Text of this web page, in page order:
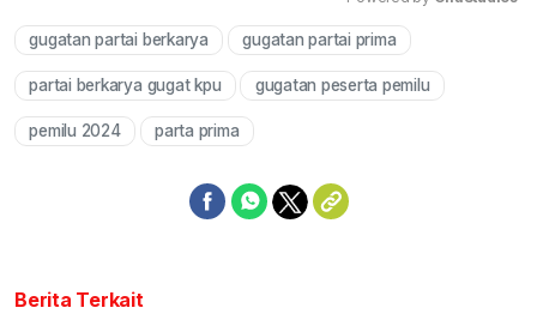
gugatan partai berkarya gugatan partai prima
partai berkarya gugat kpu gugatan peserta pemilu
pemilu 2024 parta prima
Berita Terkait